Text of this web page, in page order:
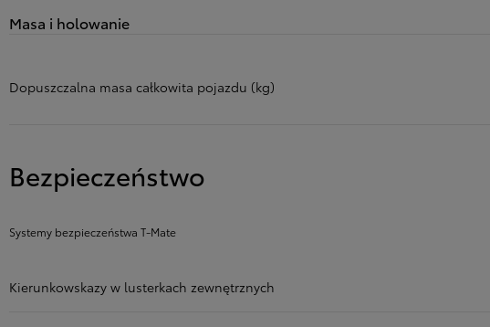
Masa i holowanie
Dopuszczalna masa całkowita pojazdu (kg)
Bezpieczeństwo
Systemy bezpieczeństwa T-Mate
Kierunkowskazy w lusterkach zewnętrznych